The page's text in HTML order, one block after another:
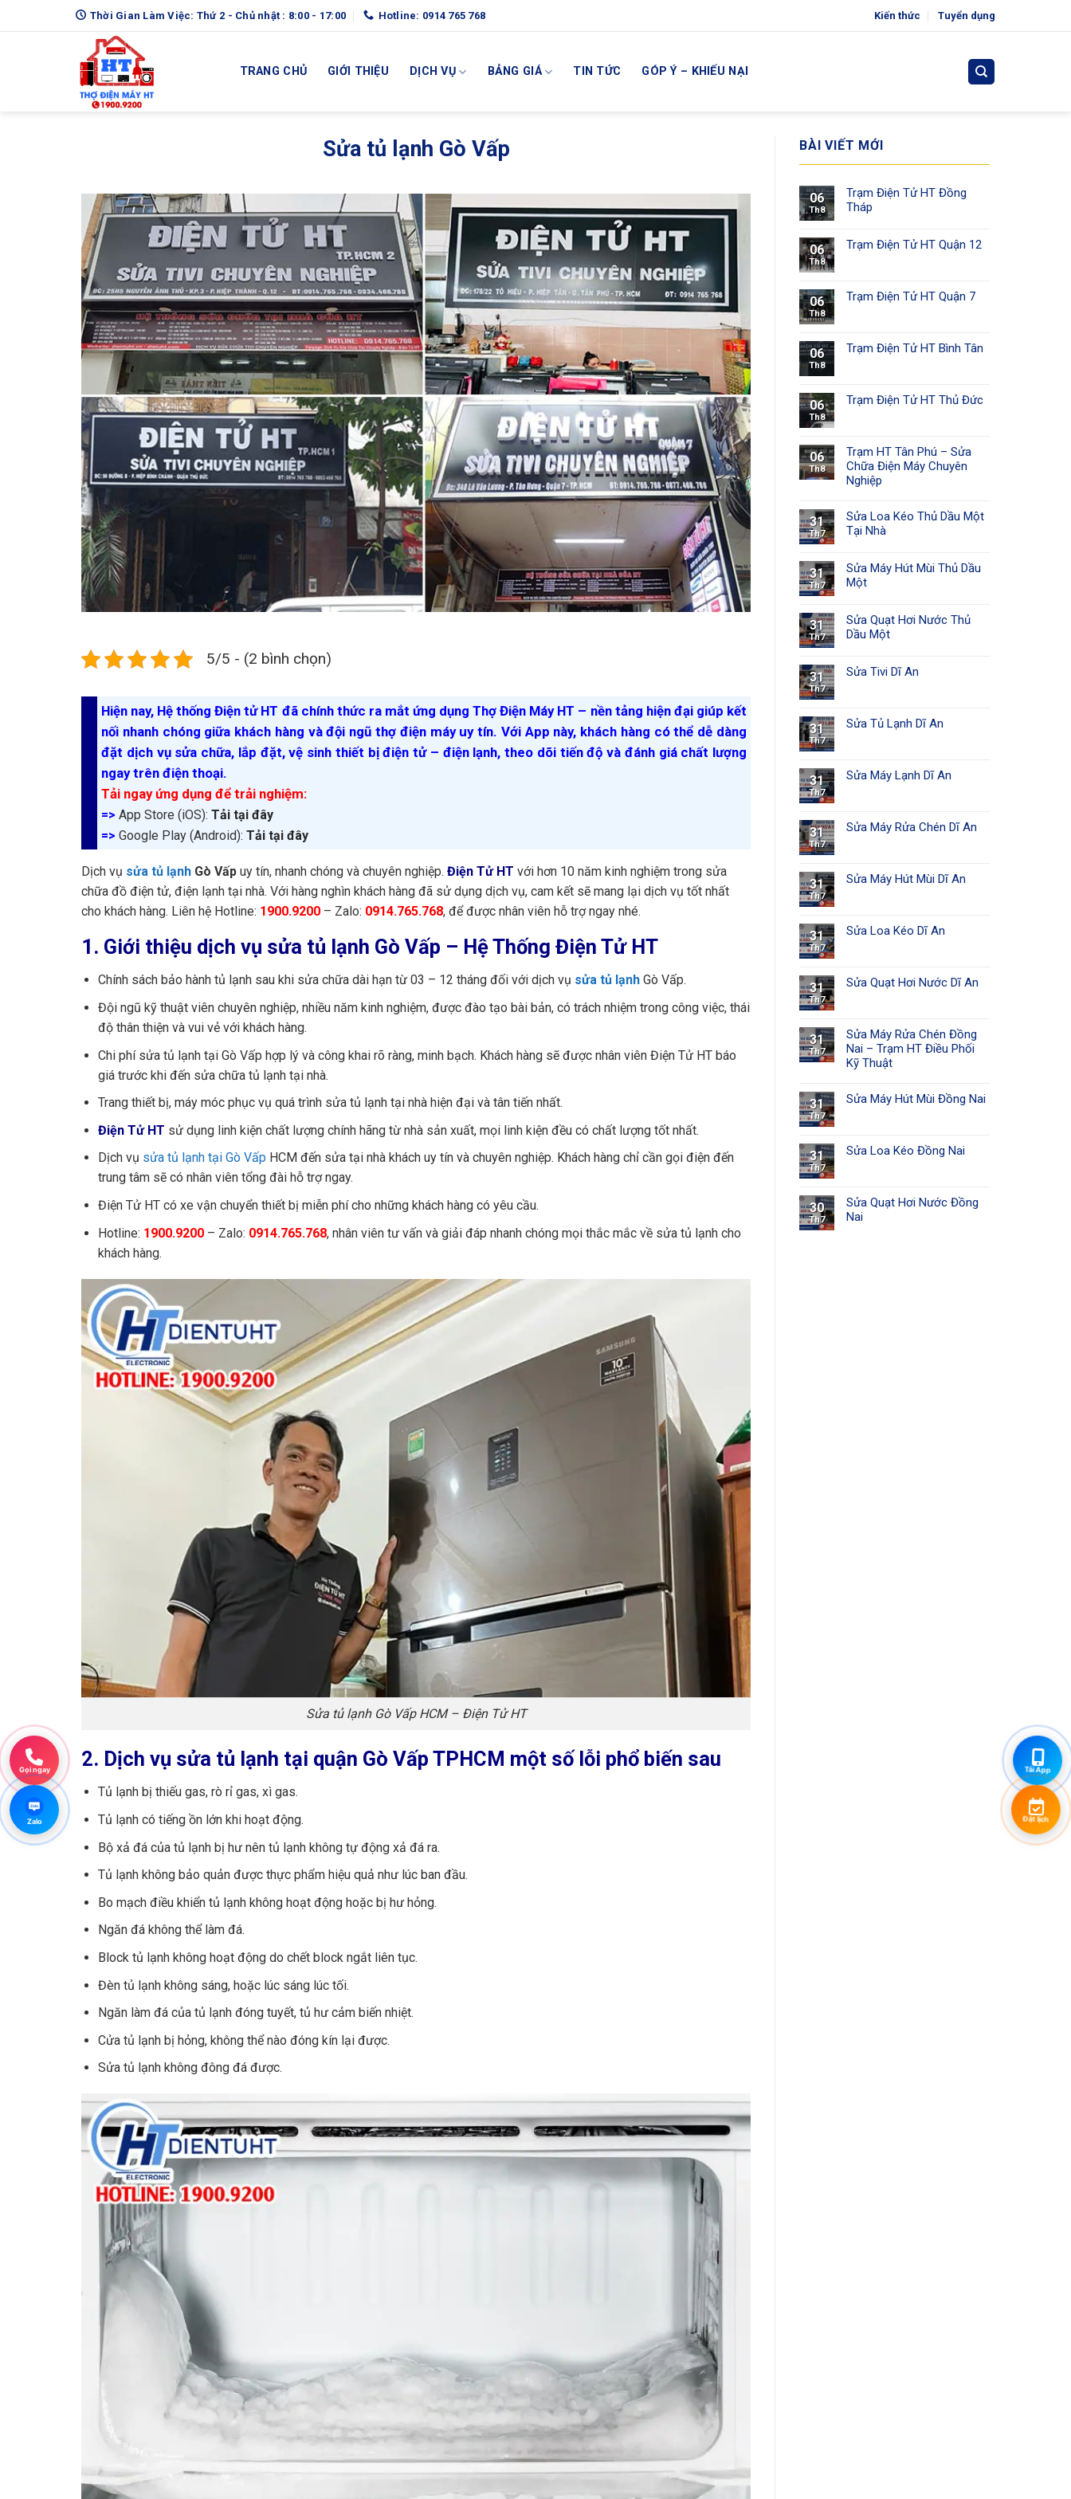
to
Thời Gian Làm Việc: Thứ 2 - Chủ nhật : 8:00 - 17:00 Hotline: 0914 765 768 Kiến thức Tuyển dụng
TRANG CHỦ GIỚI THIỆU DỊCH VỤ BẢNG GIÁ TIN TỨC GÓP Ý – KHIẾU NẠI
Sửa tủ lạnh Gò Vấp
5/5 - (2 bình chọn)
Hiện nay, Hệ thống Điện tử HT đã chính thức ra mắt ứng dụng Thợ Điện Máy HT – nền tảng hiện đại giúp kết
nối nhanh chóng giữa khách hàng và đội ngũ thợ điện máy uy tín. Với App này, khách hàng có thể dễ dàng
đặt dịch vụ sửa chữa, lắp đặt, vệ sinh thiết bị điện tử – điện lạnh, theo dõi tiến độ và đánh giá chất lượng
ngay trên điện thoại.
Tải ngay ứng dụng để trải nghiệm:
=> App Store (iOS): Tải tại đây
=> Google Play (Android): Tải tại đây
Dịch vụ sửa tủ lạnh Gò Vấp uy tín, nhanh chóng và chuyên nghiệp. Điện Tử HT với hơn 10 năm kinh nghiệm trong sửa
chữa đồ điện tử, điện lạnh tại nhà. Với hàng nghìn khách hàng đã sử dụng dịch vụ, cam kết sẽ mang lại dịch vụ tốt nhất
cho khách hàng. Liên hệ Hotline: 1900.9200 – Zalo: 0914.765.768, để được nhân viên hỗ trợ ngay nhé.
1. Giới thiệu dịch vụ sửa tủ lạnh Gò Vấp – Hệ Thống Điện Tử HT
Chính sách bảo hành tủ lạnh sau khi sửa chữa dài hạn từ 03 – 12 tháng đối với dịch vụ sửa tủ lạnhGò Vấp.
Đội ngũ kỹ thuật viên chuyên nghiệp, nhiều năm kinh nghiệm, được đào tạo bài bản, có trách nhiệm trong công việc, thái
độ thân thiện và vui vẻ với khách hàng.
Chi phí sửa tủ lạnh tại Gò Vấp hợp lý và công khai rõ ràng, minh bạch. Khách hàng sẽ được nhân viên Điện Tử HT báo
giá trước khi đến sửa chữa tủ lạnh tại nhà.
Trang thiết bị, máy móc phục vụ quá trình sửa tủ lạnh tại nhà hiện đại và tân tiến nhất.
Điện Tử HT sử dụng linh kiện chất lượng chính hãng từ nhà sản xuất, mọi linh kiện đều có chất lượng tốt nhất.
Dịch vụ sửa tủ lạnh tại Gò Vấp HCM đến sửa tại nhà khách uy tín và chuyên nghiệp. Khách hàng chỉ cần gọi điện đến
trung tâm sẽ có nhân viên tổng đài hỗ trợ ngay.
Điện Tử HT có xe vận chuyển thiết bị miễn phí cho những khách hàng có yêu cầu.
Hotline: 1900.9200– Zalo: 0914.765.768, nhân viên tư vấn và giải đáp nhanh chóng mọi thắc mắc về sửa tủ lạnh cho
khách hàng.
Sửa tủ lạnh Gò Vấp HCM – Điện Tử HT
2. Dịch vụ sửa tủ lạnh tại quận Gò Vấp TPHCM một số lỗi phổ biến sau
Tủ lạnh bị thiếu gas, rò rỉ gas, xì gas.
Tủ lạnh có tiếng ồn lớn khi hoạt động.
Bộ xả đá của tủ lạnh bị hư nên tủ lạnh không tự động xả đá ra.
Tủ lạnh không bảo quản được thực phẩm hiệu quả như lúc ban đầu.
Bo mạch điều khiển tủ lạnh không hoạt động hoặc bị hư hỏng.
Ngăn đá không thể làm đá.
Block tủ lạnh không hoạt động do chết block ngắt liên tục.
Đèn tủ lạnh không sáng, hoặc lúc sáng lúc tối.
Ngăn làm đá của tủ lạnh đóng tuyết, tủ hư cảm biến nhiệt.
Cửa tủ lạnh bị hỏng, không thể nào đóng kín lại được.
Sửa tủ lạnh không đông đá được.
BÀI VIẾT MỚI
06
Th8
Trạm Điện Tử HT Đồng
Tháp
06
Th8
Trạm Điện Tử HT Quận 12
06
Th8
Trạm Điện Tử HT Quận 7
06
Th8
Trạm Điện Tử HT Bình Tân
06
Th8
Trạm Điện Tử HT Thủ Đức
06
Th8
Trạm HT Tân Phú – Sửa
Chữa Điện Máy Chuyên
Nghiệp
31
Th7
Sửa Loa Kéo Thủ Dầu Một
Tại Nhà
31
Th7
Sửa Máy Hút Mùi Thủ Dầu
Một
31
Th7
Sửa Quạt Hơi Nước Thủ
Dầu Một
31
Th7
Sửa Tivi Dĩ An
31
Th7
Sửa Tủ Lạnh Dĩ An
31
Th7
Sửa Máy Lạnh Dĩ An
31
Th7
Sửa Máy Rửa Chén Dĩ An
31
Th7
Sửa Máy Hút Mùi Dĩ An
31
Th7
Sửa Loa Kéo Dĩ An
31
Th7
Sửa Quạt Hơi Nước Dĩ An
31
Th7
Sửa Máy Rửa Chén Đồng
Nai – Trạm HT Điều Phối
Kỹ Thuật
31
Th7
Sửa Máy Hút Mùi Đồng Nai
31
Th7
Sửa Loa Kéo Đồng Nai
30
Th7
Sửa Quạt Hơi Nước Đồng
Nai
Gọi ngay
Zalo
Zalo
Tải App
Đặt lịch